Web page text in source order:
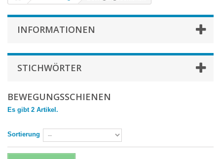
INFORMATIONEN
STICHWÖRTER
BEWEGUNGSSCHIENEN
Es gibt 2 Artikel.
Sortierung